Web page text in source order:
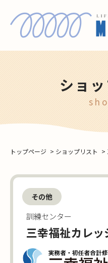
ショ
トップページ > ショップリスト >
その他
訓練センター
三幸福祉カレ